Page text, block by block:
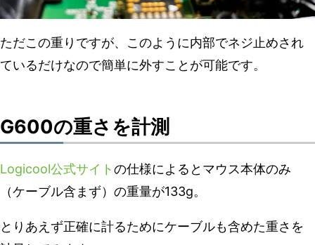
ただこの重りですが、このように内部でネジ止めされ
ているだけなので簡単に外すことが可能です。
G600の重さを計測
Logicool公式サイトの仕様によるとマウス本体のみ
（ケーブル含まず）の重量が133g。
とりあえず正確に計るためにケーブルも含めた重さを